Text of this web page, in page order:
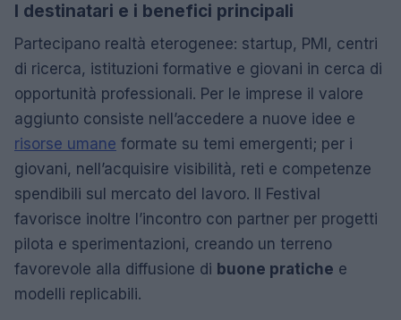
I destinatari e i benefici principali
Partecipano realtà eterogenee: startup, PMI, centri
di ricerca, istituzioni formative e giovani in cerca di
opportunità professionali. Per le imprese il valore
aggiunto consiste nell’accedere a nuove idee e
risorse umane formate su temi emergenti; per i
giovani, nell’acquisire visibilità, reti e competenze
spendibili sul mercato del lavoro. Il Festival
favorisce inoltre l’incontro con partner per progetti
pilota e sperimentazioni, creando un terreno
favorevole alla diffusione di buone pratiche e
modelli replicabili.